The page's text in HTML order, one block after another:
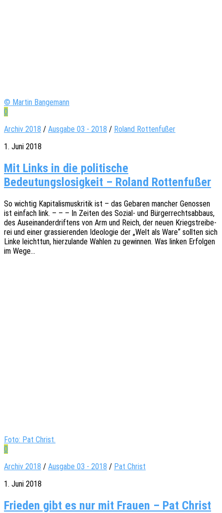
© Martin Bangemann
0
Archiv 2018 / Ausgabe 03 - 2018 / Roland Rottenfußer
1. Juni 2018
Mit Links in die politische
Bedeutungslosigkeit – Roland Rottenfußer
So wich­tig Kapi­ta­lis­mus­kri­tik ist – das Geba­ren mancher Genos­sen
ist einfach link. – – – In Zeiten des Sozial- und Bürger­rechts­ab­baus,
des Ausein­an­der­drif­tens von Arm und Reich, der neuen Kriegs­trei­be­
rei und einer gras­sie­ren­den Ideo­lo­gie der „Welt als Ware“ soll­ten sich
Linke leicht­tun, hier­zu­lan­de Wahlen zu gewin­nen. Was linken Erfol­gen
im Wege…
Foto: Pat Christ.
0
Archiv 2018 / Ausgabe 03 - 2018 / Pat Christ
1. Juni 2018
Frieden gibt es nur mit Frauen – Pat Christ